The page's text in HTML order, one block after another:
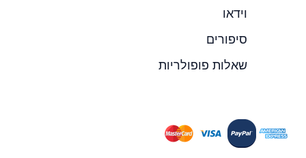
וידאו
סיפורים
שאלות פופולריות